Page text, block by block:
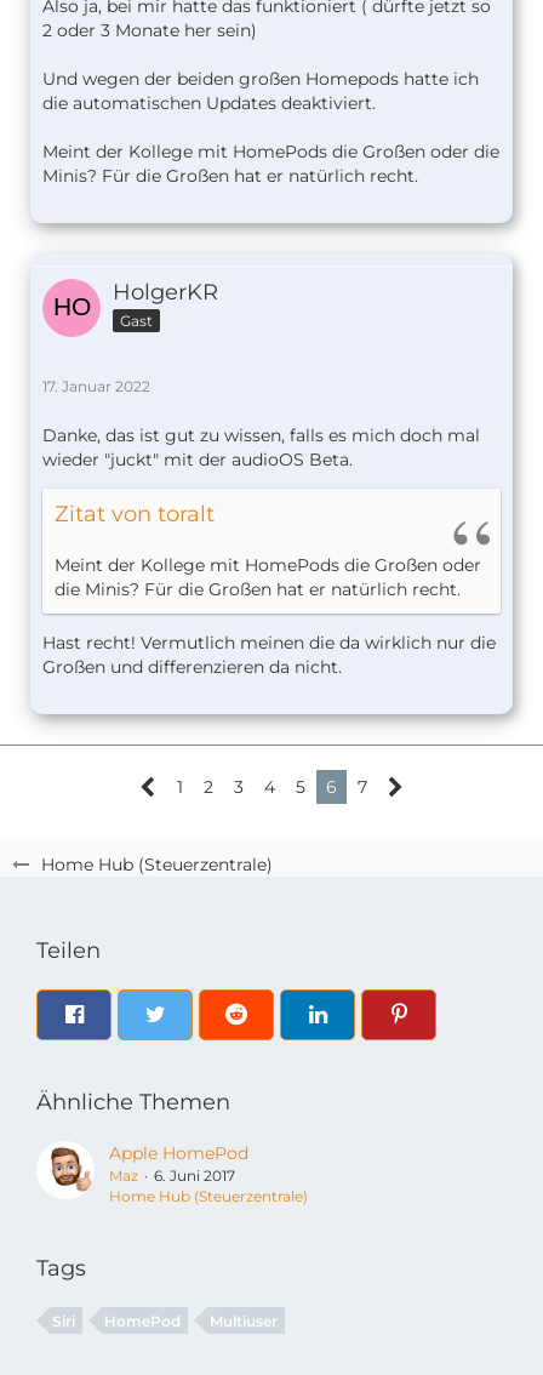
Home Hub (Steuerzentrale)
Also ja, bei mir hatte das funktioniert ( dürfte jetzt so
2 oder 3 Monate her sein)
Und wegen der beiden großen Homepods hatte ich
die automatischen Updates deaktiviert.
Meint der Kollege mit HomePods die Großen oder die
Minis? Für die Großen hat er natürlich recht.
HolgerKR
Gast
17. Januar 2022
Danke, das ist gut zu wissen, falls es mich doch mal
wieder "juckt" mit der audioOS Beta.
Zitat von toralt
Meint der Kollege mit HomePods die Großen oder
die Minis? Für die Großen hat er natürlich recht.
Hast recht! Vermutlich meinen die da wirklich nur die
Großen und differenzieren da nicht.
1 2 3 4 5 6 7
Teilen
Ähnliche Themen
Apple HomePod
Maz
6. Juni 2017
Home Hub (Steuerzentrale)
Tags
Siri HomePod Multiuser